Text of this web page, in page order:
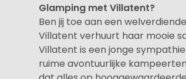
Glamping met Villatent?
Ben jij toe aan een
Villatent verhuurt haar mooie
Villatent is een jonge
ruime avontuurlijke